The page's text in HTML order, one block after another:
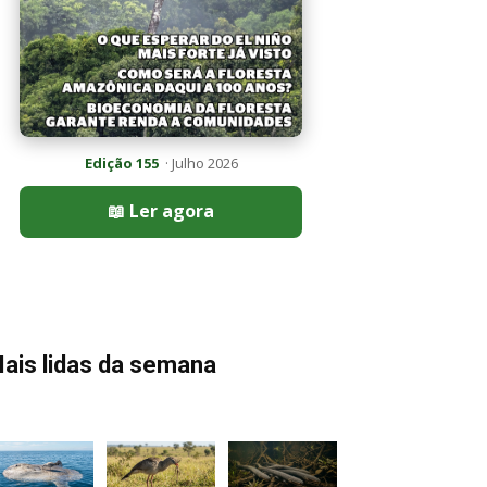
Edição 155· Julho 2026
📖 Ler agora
lidas da semana